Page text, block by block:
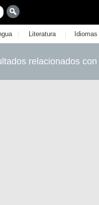
| Literatura | Idiomas
relacionados con